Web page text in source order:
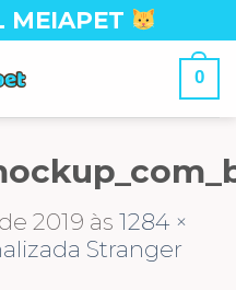
MEIAPET
0
2019 às 1284 ×
Stranger